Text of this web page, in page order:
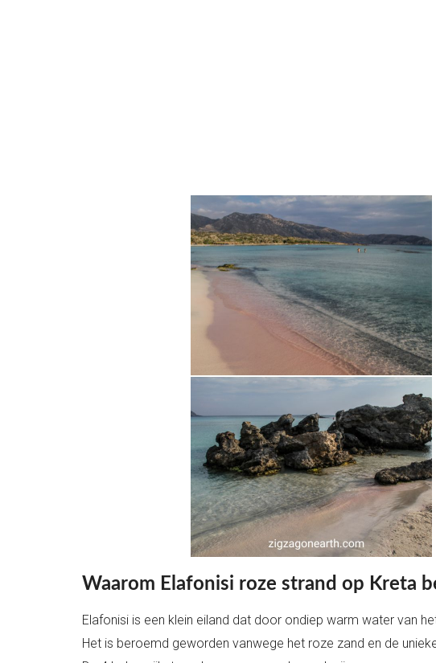
Waarom Elafonisi roze strand op Kreta
Elafonisi is een klein eiland dat door ondiep warm water van
Het is beroemd geworden vanwege het roze zand en de